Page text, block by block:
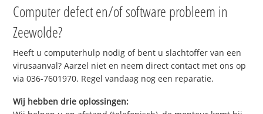
Computer defect en/of software probleem in
Zeewolde?
Heeft u computerhulp nodig of bent u slachtoffer van een
virusaanval? Aarzel niet en neem direct contact met ons op
via 036-7601970. Regel vandaag nog een reparatie.
Wij hebben drie oplossingen: